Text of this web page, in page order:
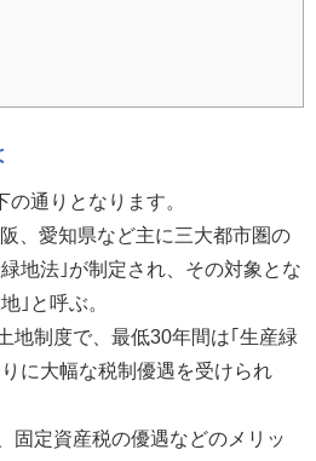
の通りとなります。
、愛知県など主に三大都市圏の
地法｣が制定され、その対象とな
｣と呼ぶ。
地制度で、最低30年間は｢生産緑
に大幅な税制優遇を受けられ
固定資産税の優遇などのメリッ